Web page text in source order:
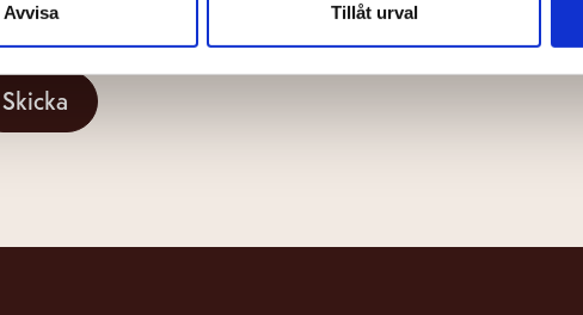
Avvisa Tillåt urval
Jag har läst och godkänner Bio Capitolsintegritetspolicy.*
Skicka